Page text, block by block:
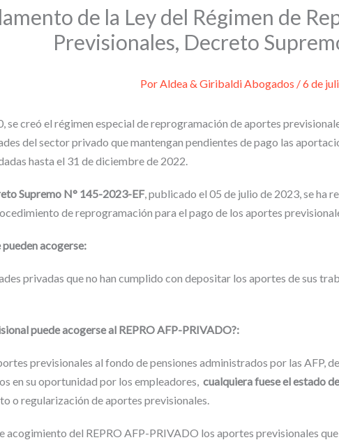
de la Ley del Régimen de
Previsionales, Decreto
PorAldea & Giribaldi Abogados /6 de
se creó el régimen especial de reprogramación de aportes
del sector privado que mantengan pendientes de pago las
hasta el 31 de diciembre de 2022.
Supremo N° 145-2023-EF, publicado el 05 de julio de 2023, se ha
de reprogramación para el pago de los aportes
acogerse:
privadas que no han cumplido con depositar los aportes de sus
puede acogerse al REPRO AFP-PRIVADO?:
previsionales al fondo de pensiones administrados por las AFP,
en su oportunidad por los empleadores, cualquiera fuese el estado
o regularización de aportes previsionales.
acogimiento del REPRO AFP-PRIVADO los aportes previsionales